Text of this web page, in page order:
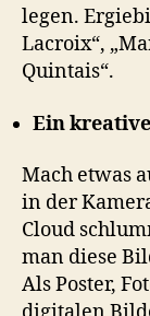
legen.
Lacroix“,
Quintais“.
Ein
Mach etwas
in der
Cloud
man diese
Als Poster,